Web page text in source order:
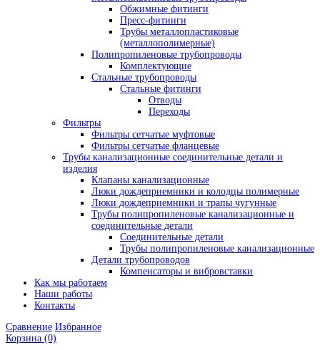
Обжимные фитинги
Пресс-фитинги
Трубы металлопластиковые
(металлополимерные)
Полипропиленовые трубопроводы
Комплектующие
Стальные трубопроводы
Стальные фитинги
Отводы
Переходы
Фильтры
Фильтры сетчатые муфтовые
Фильтры сетчатые фланцевые
Трубы канализационные соединительные детали и
изделия
Клапаны канализационные
Люки дождеприемники и колодцы полимерные
Люки дождеприемники и трапы чугунные
Трубы полипропиленовые канализационные и
соединительные детали
Соединительные детали
Трубы полипропиленовые канализационные
Детали трубопроводов
Компенсаторы и вибровставки
Как мы работаем
Наши работы
Контакты
Сравнение Избранное
Корзина (0)